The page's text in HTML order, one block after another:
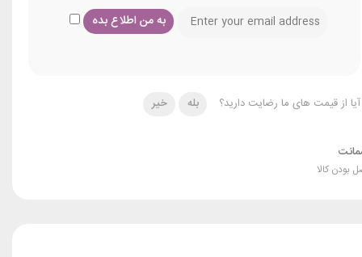
آیا از قیمت های ما رضایت دارید؟ بله خیر
بودن کالا